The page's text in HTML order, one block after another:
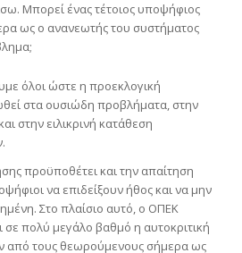
Μπορεί ένας τέτοιος υποψήφιος
ως ο ανανεωτής του συστήματος
όλοι ώστε η προεκλογική
στα ουσιώδη προβλήματα, στην
στην ειλικρινή κατάθεση
προϋποθέτει και την απαίτηση
να επιδείξουν ήθος και να μην
Στο πλαίσιο αυτό, ο ΟΠΕΚ
σε πολύ μεγάλο βαθμό η αυτοκριτική
από τους θεωρούμενους σήμερα ως